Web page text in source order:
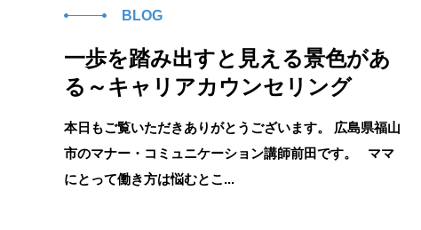
BLOG
一歩を踏み出すと見える景色があ
る～キャリアカウンセリング
本日もご覧いただきありがとうございます。 広島県福山
市のマナー・コミュニケーション講師前田です。 ママ
にとって働き方は悩むとこ...